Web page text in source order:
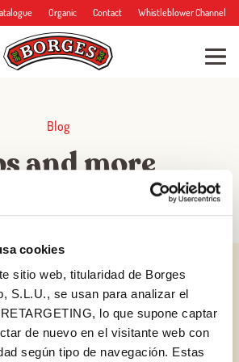
cookies
sitio web, titularidad de Borges
S.L.U., se usan para analizar el
lo que supone captar
de nuevo en el visitante web con
según tipo de navegación. Estas
Organic Contact Whistleblower Channel
Blog
and more